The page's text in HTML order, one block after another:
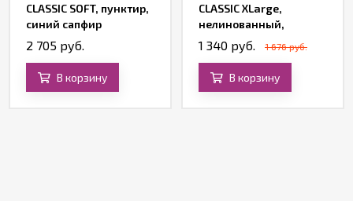
CLASSIC SOFT, пунктир,
синий сапфир
2 705 руб.
В корзину
CLASSIC XLarge,
нелинованный,
зеленый
1 340 руб. 1 676 руб.
В корзину